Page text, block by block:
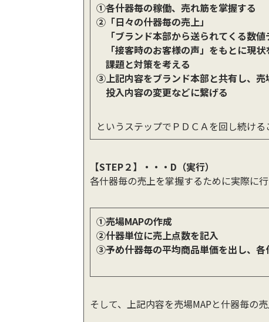
①各什器毎の稼働、売れ筋を掌握する
②「日々の什器毎の売上」
「ブランド本部から送られてくる数値
「接客時のお客様の声」をもとに現状
課題と対策を考える
③上記内容をブランド本部と共有し、売
投入内容の変更などに繋げる
というステップでＰＤＣＡを回し続ける
【STEP２】・・・D（実行）
各什器毎の売上を掌握するために実際に
①売場MAPの作成
②什器単位に売上点数を記入
③予め什器毎の平均商品単価を出し、各
そして、上記内容を売場MAPと什器毎の